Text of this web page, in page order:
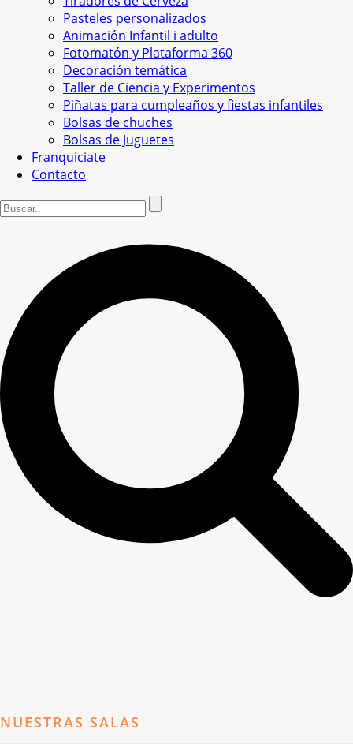
Pasteles personalizados
Animación Infantil i adulto
Fotomatón y Plataforma 360
Decoración temática
Taller de Ciencia y Experimentos
Piñatas para cumpleaños y fiestas infantiles
Bolsas de chuches
Bolsas de Juguetes
Franquiciate
Contacto
NUESTRAS SALAS